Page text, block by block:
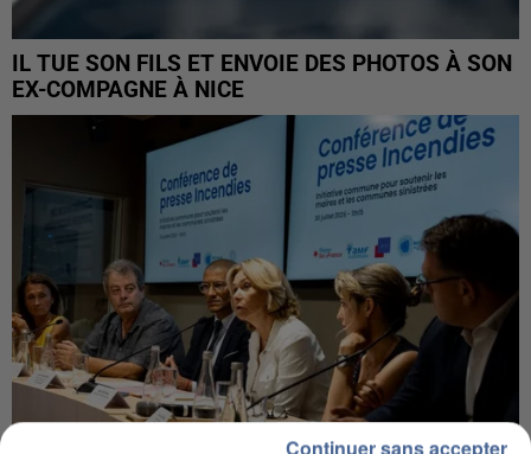
IL TUE SON FILS ET ENVOIE DES PHOTOS À SON
EX-COMPAGNE À NICE
Continuer sans accepter